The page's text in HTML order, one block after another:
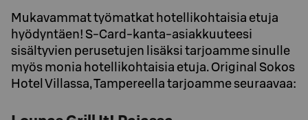
Mukavammat työmatkat hotellikohtaisia etuja
hyödyntäen! S-Card-kanta-asiakkuuteesi
sisältyvien perusetujen lisäksi tarjoamme sinulle
myös monia hotellikohtaisia etuja. Original Sokos
Hotel Villassa, Tampereella tarjoamme seuraavaa: